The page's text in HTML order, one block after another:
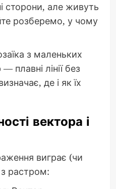
сторони, але живуть
розберемо, у чому
з маленьких
плавні лінії без
де і як їх
вектора і
виграє (чи
з растром: